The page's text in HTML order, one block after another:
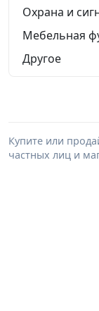
Охрана и
Мебельная
Другое
Купите или
частных лиц и